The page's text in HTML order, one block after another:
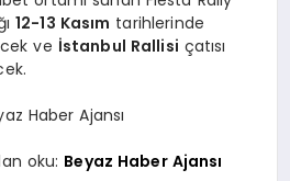
12-13 Kasım tarihlerinde
ve İstanbul Rallisi çatısı
Haber Ajansı
oku: Beyaz Haber Ajansı